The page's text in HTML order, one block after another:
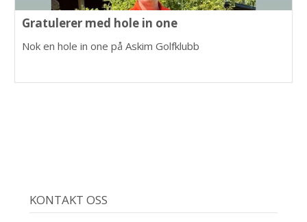
Gratulerer med hole in one
Nok en hole in one på Askim Golfklubb
KONTAKT OSS